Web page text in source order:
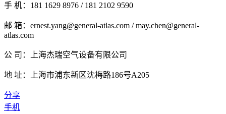
手 机：181 1629 8976 / 181 2102 9590
邮 箱：ernest.yang@general-atlas.com / may.chen@general-
atlas.com
公 司：上海杰瑞空气设备有限公司
地 址：上海市浦东新区沈梅路186号A205
分享
手机